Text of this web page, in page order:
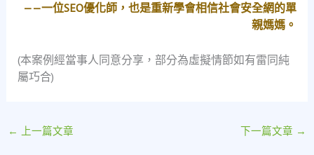
——一位SEO優化師，也是重新學會相信社會安全網的單
親媽媽。
(本案例經當事人同意分享，部分為虛擬情節如有雷同純
屬巧合)
← 上一篇文章 下一篇文章 →